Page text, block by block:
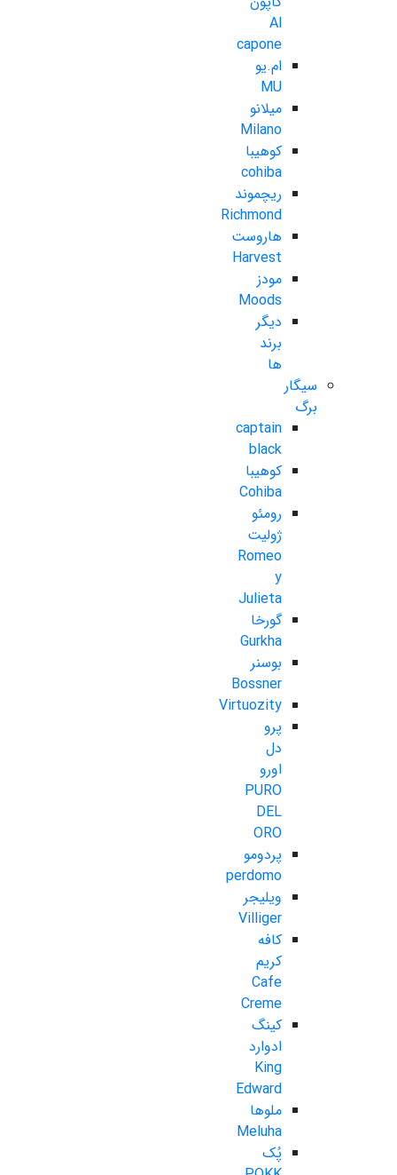
Al
capone
ام.یو
MU
میلانو
Milano
کوهیبا
cohiba
ریچموند
Richmond
هاروست
Harvest
مودز
Moods
دیگر
برند
ها
سیگار
برگ
captain
black
کوهیبا
Cohiba
رومئو
ژولیت
Romeo
y
Julieta
گورخا
Gurkha
بوسنر
Bossner
Virtuozity
پرو
دل
اورو
PURO
DEL
ORO
پردومو
perdomo
ویلیجر
Villiger
کافه
کریم
Cafe
Creme
کینگ
ادوارد
King
Edward
ملوها
Meluha
پُک